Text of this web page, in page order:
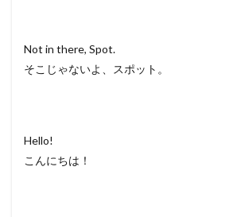
Not in there, Spot.
そこじゃないよ、スポット。
Hello!
こんにちは！